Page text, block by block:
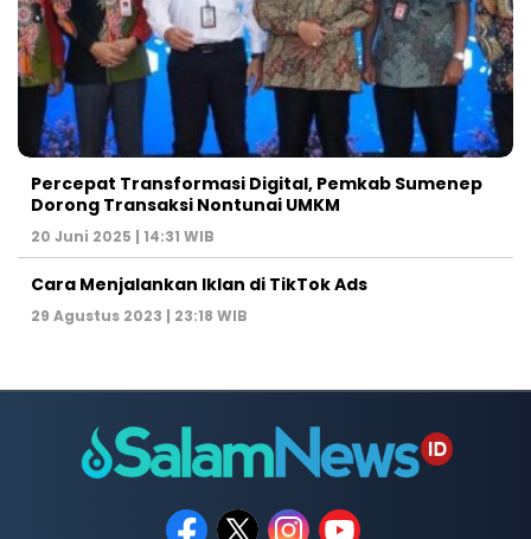
Percepat Transformasi Digital, Pemkab Sumenep
Dorong Transaksi Nontunai UMKM
20 Juni 2025 | 14:31 WIB
Cara Menjalankan Iklan di TikTok Ads
29 Agustus 2023 | 23:18 WIB